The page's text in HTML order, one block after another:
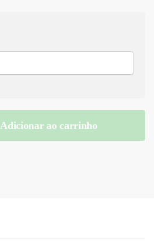
Adicionar ao carrinho